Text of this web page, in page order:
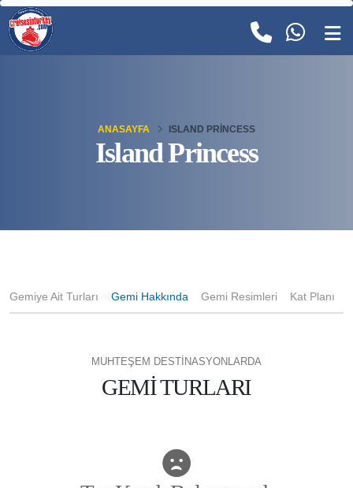
Island Princess
ANASAYFA ISLAND PRINCESS
Gemiye Ait Turları Gemi Hakkında Gemi Resimleri Kat Planı
MUHTEŞEM DESTİNASYONLARDA
GEMİ TURLARI